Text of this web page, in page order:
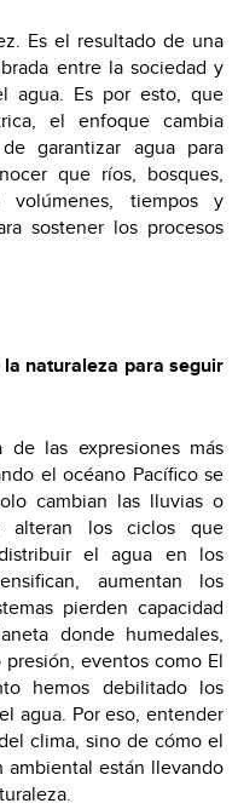
Es el resultado de una
entre la sociedad y
agua. Es por esto, que
el enfoque cambia
garantizar agua para
que ríos, bosques,
volúmenes, tiempos y
sostener los procesos
naturaleza para seguir
las expresiones más
el océano Pacífico se
cambian las lluvias o
alteran los ciclos que
el agua en los
aumentan los
pierden capacidad
donde humedales,
eventos como El
hemos debilitado los
agua. Por eso, entender
clima, sino de cómo el
están llevando